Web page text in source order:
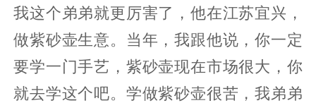
我这个弟弟就更厉害了，他在江苏宜兴，
做紫砂壶生意。当年，我跟他说，你一定
要学一门手艺，紫砂壶现在市场很大，你
就去学这个吧。学做紫砂壶很苦，我弟弟